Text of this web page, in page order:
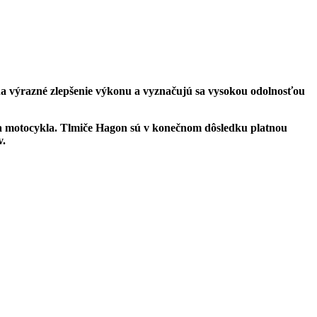
zlepšenie výkonu a vyznačujú sa vysokou odolnosťou
Tlmiče Hagon sú v konečnom dôsledku platnou